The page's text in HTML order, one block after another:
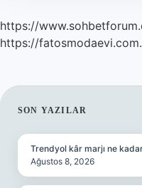
https://
https://
SIDEBAR
SON YAZILAR
Trendyol kâr marjı ne
Ağustos 8, 2026